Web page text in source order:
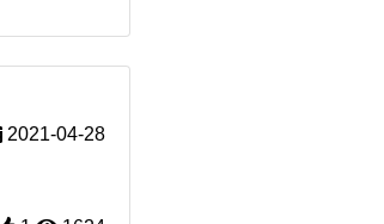
2021-04-28